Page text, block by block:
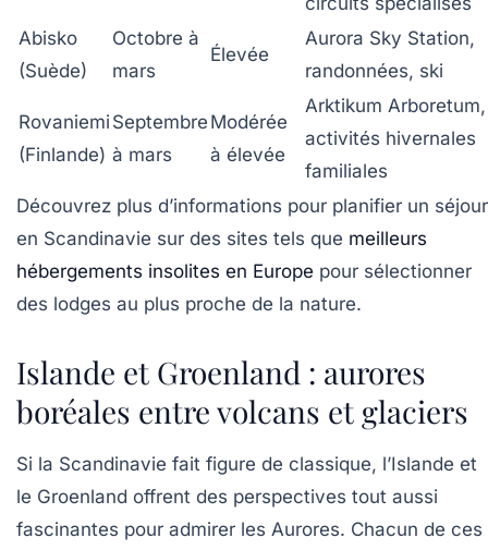
Abisko
(Suède)
Octobre à
mars
Élevée
Aurora Sky Station,
randonnées, ski
Rovaniemi
(Finlande)
Septembre
à mars
Modérée
à élevée
Arktikum Arboretum,
activités hivernales
familiales
Découvrez plus d’informations pour planifier un séjour
en Scandinavie sur des sites tels que meilleurs
hébergements insolites en Europe pour sélectionner
des lodges au plus proche de la nature.
Islande et Groenland : aurores
boréales entre volcans et glaciers
Si la Scandinavie fait figure de classique, l’Islande et
le Groenland offrent des perspectives tout aussi
fascinantes pour admirer les Aurores. Chacun de ces